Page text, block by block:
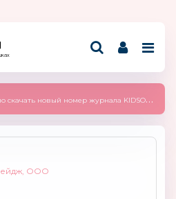
новый номер журнала KIDSOBOZ 2025 (сентябрь)
ООО